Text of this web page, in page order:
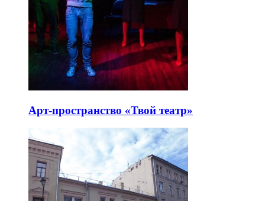
Арт-пространство «Твой театр»